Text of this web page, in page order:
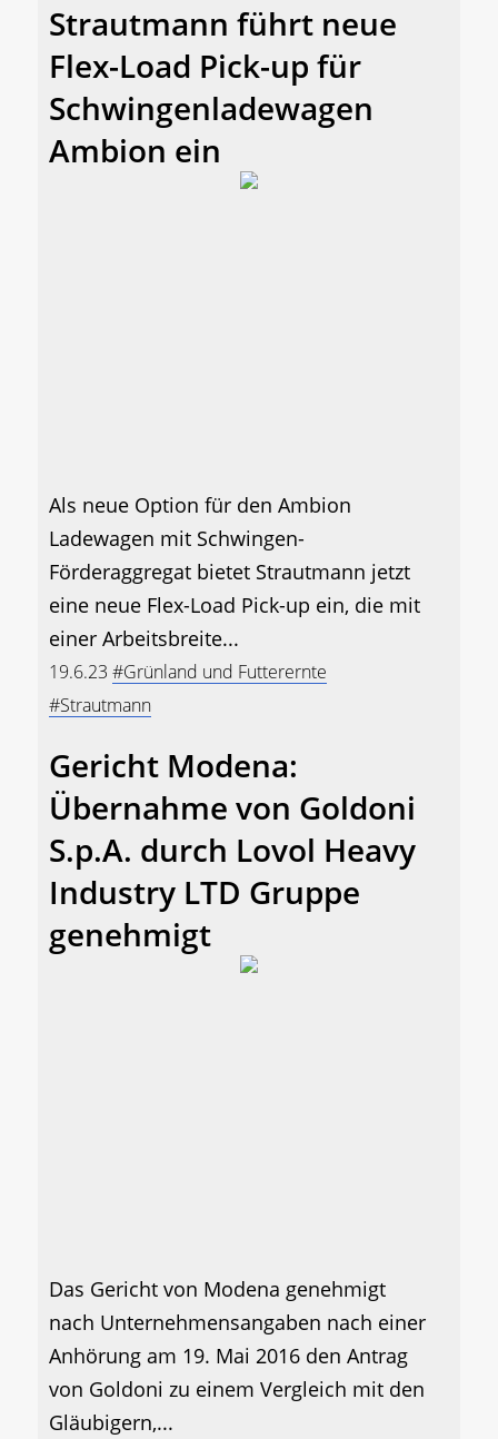
Strautmann führt neue
Flex-Load Pick-up für
Schwingenladewagen
Ambion ein
Als neue Option für den Ambion
Ladewagen mit Schwingen-
Förderaggregat bietet Strautmann jetzt
eine neue Flex-Load Pick-up ein, die mit
einer Arbeitsbreite...
19.6.23 #Grünland und Futterernte
#Strautmann
Gericht Modena:
Übernahme von Goldoni
S.p.A. durch Lovol Heavy
Industry LTD Gruppe
genehmigt
Das Gericht von Modena genehmigt
nach Unternehmensangaben nach einer
Anhörung am 19. Mai 2016 den Antrag
von Goldoni zu einem Vergleich mit den
Gläubigern,...